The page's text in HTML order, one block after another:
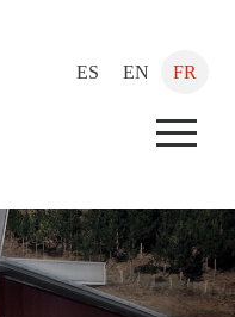
ES EN FR
Menu